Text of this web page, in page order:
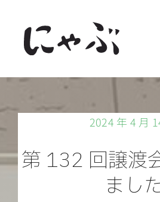
content
譲渡会
2024 年 4 月
第 132 回譲渡
まし